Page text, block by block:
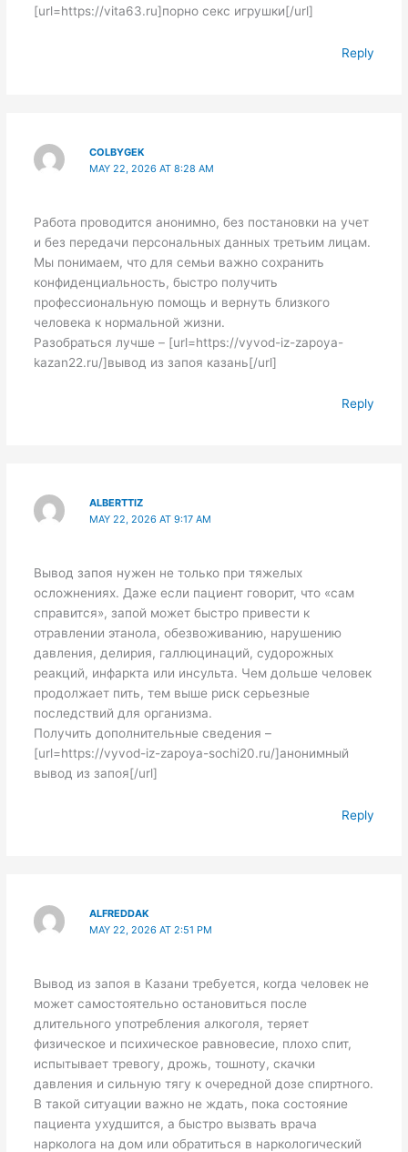
[url=https://vita63.ru]порно секс игрушки[/url]
Reply
COLBYGEK
MAY 22, 2026 AT 8:28 AM
Работа проводится анонимно, без постановки на учет
и без передачи персональных данных третьим лицам.
Мы понимаем, что для семьи важно сохранить
конфиденциальность, быстро получить
профессиональную помощь и вернуть близкого
человека к нормальной жизни.
Разобраться лучше – [url=https://vyvod-iz-zapoya-
kazan22.ru/]вывод из запоя казань[/url]
Reply
ALBERTTIZ
MAY 22, 2026 AT 9:17 AM
Вывод запоя нужен не только при тяжелых
осложнениях. Даже если пациент говорит, что «сам
справится», запой может быстро привести к
отравлении этанола, обезвоживанию, нарушению
давления, делирия, галлюцинаций, судорожных
реакций, инфаркта или инсульта. Чем дольше человек
продолжает пить, тем выше риск серьезные
последствий для организма.
Получить дополнительные сведения –
[url=https://vyvod-iz-zapoya-sochi20.ru/]анонимный
вывод из запоя[/url]
Reply
ALFREDDAK
MAY 22, 2026 AT 2:51 PM
Вывод из запоя в Казани требуется, когда человек не
может самостоятельно остановиться после
длительного употребления алкоголя, теряет
физическое и психическое равновесие, плохо спит,
испытывает тревогу, дрожь, тошноту, скачки
давления и сильную тягу к очередной дозе спиртного.
В такой ситуации важно не ждать, пока состояние
пациента ухудшится, а быстро вызвать врача
нарколога на дом или обратиться в наркологический